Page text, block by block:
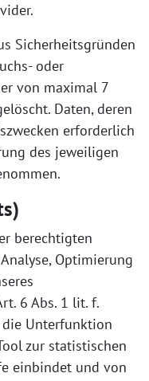
Sicherheitsgründen
oder
von maximal 7
Daten, deren
erforderlich
des jeweiligen
berechtigten
Optimierung
6 Abs. 1 lit. f.
die Unterfunktion
zur statistischen
einbindet und von